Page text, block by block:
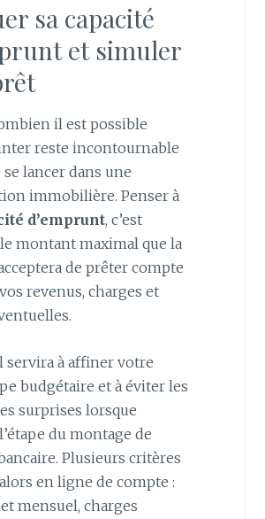
sa capacité
et simuler
il est possible
reste incontournable
se lancer dans une
immobilière. Penser à
d’emprunt, c’est
montant maximal que la
de prêter compte
revenus, charges et
servira à affiner votre
budgétaire et à éviter les
surprises lorsque
du montage de
Plusieurs critères
en ligne de compte :
mensuel, charges